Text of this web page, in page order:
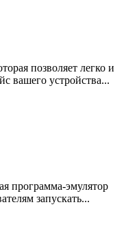
позволяет легко и
вашего устройства...
программа-эмулятор
запускать...